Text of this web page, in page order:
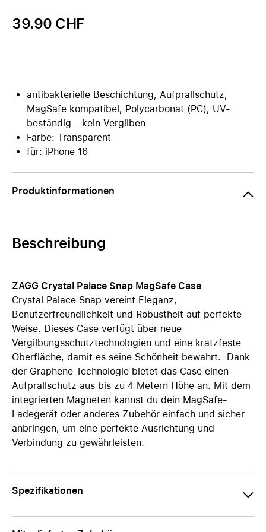
39.90 CHF
antibakterielle Beschichtung, Aufprallschutz,
MagSafe kompatibel, Polycarbonat (PC), UV-
beständig - kein Vergilben
Farbe: Transparent
für: iPhone 16
Produktinformationen
Beschreibung
ZAGG Crystal Palace Snap MagSafe Case
Crystal Palace Snap vereint Eleganz,
Benutzerfreundlichkeit und Robustheit auf perfekte
Weise. Dieses Case verfügt über neue
Vergilbungsschutztechnologien und eine kratzfeste
Oberfläche, damit es seine Schönheit bewahrt. Dank
der Graphene Technologie bietet das Case einen
Aufprallschutz aus bis zu 4 Metern Höhe an. Mit dem
integrierten Magneten kannst du dein MagSafe-
Ladegerät oder anderes Zubehör einfach und sicher
anbringen, um eine perfekte Ausrichtung und
Verbindung zu gewährleisten.
Spezifikationen